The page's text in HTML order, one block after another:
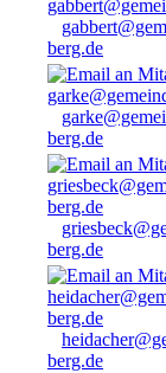
berg.de
berg.de
berg.de
berg.de